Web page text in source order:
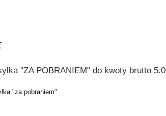
"ZA POBRANIEM" do kwoty brutto
"za pobraniem"